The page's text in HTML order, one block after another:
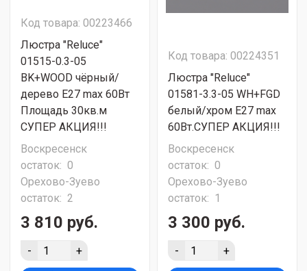
Код товара: 00223466
Люстра "Reluce"
01515-0.3-05
BK+WOOD чёрный/
дерево Е27 max 60Вт
Площадь 30кв.м
СУПЕР АКЦИЯ!!!
Воскресенск
остаток: 0
Орехово-Зуево
остаток: 2
3 810 руб.
- +
Код товара: 00224351
Люстра "Reluce"
01581-3.3-05 WH+FGD
белый/хром Е27 max
60Вт.СУПЕР АКЦИЯ!!!
Воскресенск
остаток: 0
Орехово-Зуево
остаток: 1
3 300 руб.
- +